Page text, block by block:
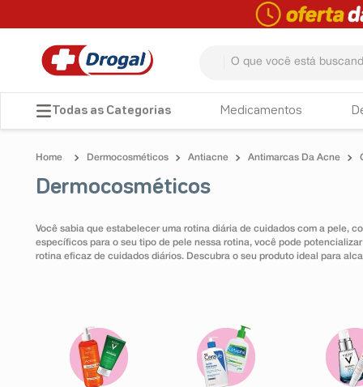
Medicamentos
Dermocosméticos Antiacne Antimarcas Da Acne
Dermocosméticos
Você sabia que estabelecer uma rotina diária de cuidados com a pele,
específicos para o seu tipo de pele nessa rotina, você pode
rotina eficaz de cuidados diários. Descubra o seu produto ideal para
TERMOS MAIS BUSCADOS
4º tadalafila
5º minoxidil
8
esmalte
9º absorvente